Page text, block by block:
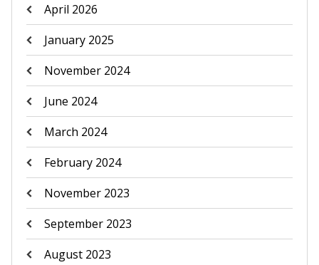
April 2026
January 2025
November 2024
June 2024
March 2024
February 2024
November 2023
September 2023
August 2023